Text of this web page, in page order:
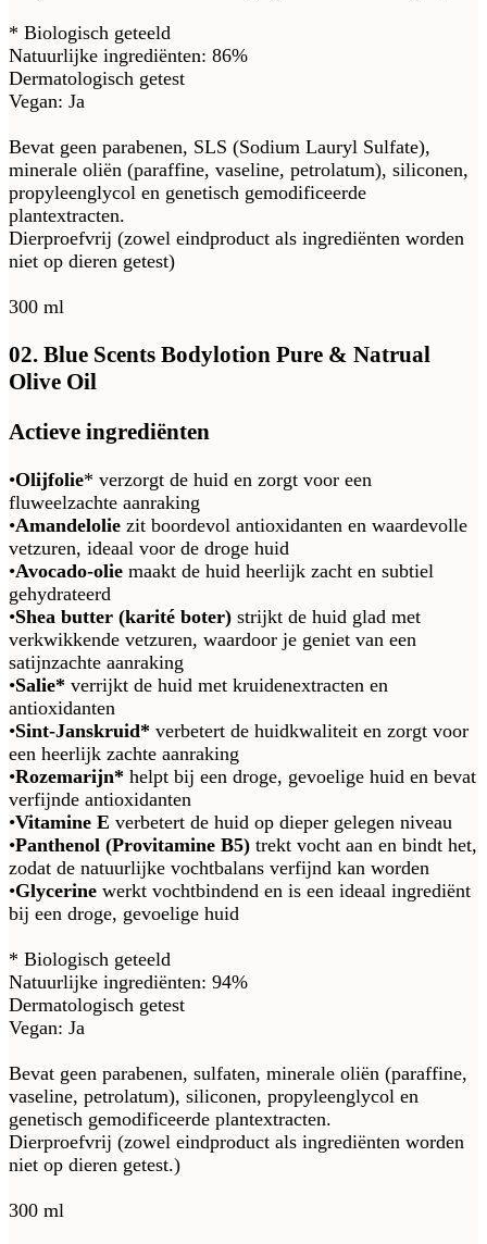
* Biologisch geteeld
Natuurlijke ingrediënten: 86%
Dermatologisch getest
Vegan: Ja
Bevat geen parabenen, SLS (Sodium Lauryl Sulfate),
minerale oliën (paraffine, vaseline, petrolatum), siliconen,
propyleenglycol en genetisch gemodificeerde
plantextracten.
Dierproefvrij (zowel eindproduct als ingrediënten worden
niet op dieren getest)
300 ml
02. Blue Scents Bodylotion Pure & Natrual
Olive Oil
Actieve ingrediënten
•Olijfolie* verzorgt de huid en zorgt voor een
fluweelzachte aanraking
•Amandelolie zit boordevol antioxidanten en waardevolle
vetzuren, ideaal voor de droge huid
•Avocado-olie maakt de huid heerlijk zacht en subtiel
gehydrateerd
•Shea butter (karité boter) strijkt de huid glad met
verkwikkende vetzuren, waardoor je geniet van een
satijnzachte aanraking
•Salie* verrijkt de huid met kruidenextracten en
antioxidanten
•Sint-Janskruid* verbetert de huidkwaliteit en zorgt voor
een heerlijk zachte aanraking
•Rozemarijn* helpt bij een droge, gevoelige huid en bevat
verfijnde antioxidanten
•Vitamine E verbetert de huid op dieper gelegen niveau
•Panthenol (Provitamine B5) trekt vocht aan en bindt het,
zodat de natuurlijke vochtbalans verfijnd kan worden
•Glycerine werkt vochtbindend en is een ideaal ingrediënt
bij een droge, gevoelige huid
* Biologisch geteeld
Natuurlijke ingrediënten: 94%
Dermatologisch getest
Vegan: Ja
Bevat geen parabenen, sulfaten, minerale oliën (paraffine,
vaseline, petrolatum), siliconen, propyleenglycol en
genetisch gemodificeerde plantextracten.
Dierproefvrij (zowel eindproduct als ingrediënten worden
niet op dieren getest.)
300 ml